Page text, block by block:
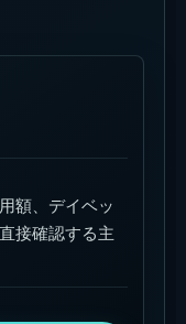
額、デイベッ
接確認する主